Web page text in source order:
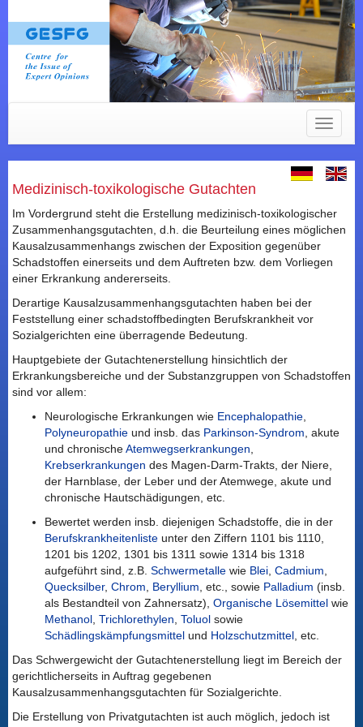
Toggle
Medizinisch-toxikologische Gutachten
Im Vordergrund steht die Erstellung medizinisch-toxikologischer
Zusammenhangsgutachten, d.h. die Beurteilung eines möglichen
Kausalzusammenhangs zwischen der Exposition gegenüber
Schadstoffen einerseits und dem Auftreten bzw. dem Vorliegen
einer Erkrankung andererseits.
Derartige Kausalzusammenhangsgutachten haben bei der
Feststellung einer schadstoffbedingten Berufskrankheit vor
Sozialgerichten eine überragende Bedeutung.
Hauptgebiete der Gutachtenerstellung hinsichtlich der
Erkrankungsbereiche und der Substanzgruppen von Schadstoffen
sind vor allem:
Neurologische Erkrankungen wie Encephalopathie
Polyneuropathie und insb. das Parkinson-Syndrom , akute
und chronischeAtemwegserkrankungen
Krebserkrankungen des Magen-Darm-Trakts, der Niere,
der Harnblase, der Leber und der Atemwege, akute und
chronische Hautschädigungen, etc.
Bewertet werden insb. diejenigen Schadstoffe, die in der
Berufskrankheitenliste unter den Ziffern 1101 bis 1110,
1201 bis 1202, 1301 bis 1311 sowie 1314 bis 1318
aufgeführt sind, z.B. Schwermetalle wie Blei Cadmium
Quecksilber, Chrom Beryllium , etc., sowie Palladium (insb.
als Bestandteil von Zahnersatz), Organische Lösemittel wie
Methanol Trichlorethylen Toluol sowie
Schädlingskämpfungsmittel und Holzschutzmittel , etc.
Das Schwergewicht der Gutachtenerstellung liegt im Bereich der
gerichtlicherseits in Auftrag gegebenen
Kausalzusammenhangsgutachten für Sozialgerichte.
Die Erstellung von Privatgutachten ist auch möglich, jedoch ist